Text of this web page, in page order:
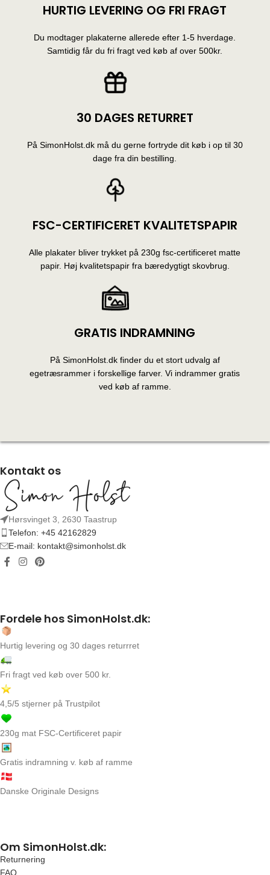
HURTIG LEVERING OG FRI FRAGT
Du modtager plakaterne allerede efter 1-5 hverdage.
Samtidig får du fri fragt ved køb af over 500kr.
30 DAGES RETURRET
På SimonHolst.dk må du gerne fortryde dit køb i op til 30
dage fra din bestilling.
FSC-CERTIFICERET KVALITETSPAPIR
Alle plakater bliver trykket på 230g fsc-certificeret matte
papir. Høj kvalitetspapir fra bæredygtigt skovbrug.
GRATIS INDRAMNING
På SimonHolst.dk finder du et stort udvalg af
egetræsrammer i forskellige farver. Vi indrammer gratis
ved køb af ramme.
Kontakt os
Hørsvinget 3, 2630 Taastrup
Telefon: +45 42162829
E-mail: kontakt@simonholst.dk
Fordele hos SimonHolst.dk:
Hurtig levering og 30 dages returrret
Fri fragt ved køb over 500 kr.
4,5/5 stjerner på Trustpilot
230g mat FSC-Certificeret papir
Gratis indramning v. køb af ramme
Danske Originale Designs
Om SimonHolst.dk:
Returnering
FAQ